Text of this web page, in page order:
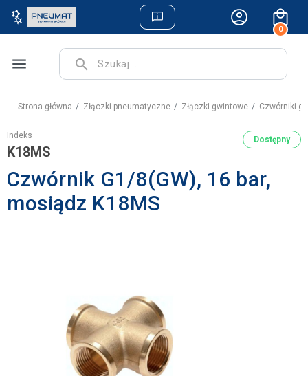
0
menu search
Strona główna Złączki pneumatyczne Złączki gwintowe Czwórniki
Indeks
K18MS
Dostępny
Czwórnik G1/8(GW), 16 bar,
mosiądz K18MS